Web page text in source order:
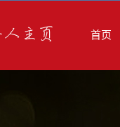
首页